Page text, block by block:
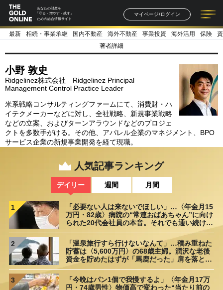
あなたの財産を
「守る・増やす・残す」
ための総合情報サイト
マイページ/ログイン
記事一覧 連載一覧
著者一覧 書籍一覧
最新 相続・事業承継 国内不動産 海外不動産 事業投資 海外活用 保険
著者詳細
小野 敦史
Ridgelinez株式会社 Ridgelinez Principal
Management Control Practice Leader
米系戦略コンサルティングファームにて、消費財・ハ
イテクメーカーなどに対し、全社戦略、新規事業戦略
などの立案、およびターンアラウンドなどのプロジェ
クトを多数手がける。その他、アパレル企業のマネジメント、BPO
サービス企業の新規事業開発を経て現職。
人気記事ランキング
デイリー 週間 月間
1
「必要ない人は来ないでほしい」…〈年金月15
万円・82歳〉病院の“常連おばあちゃん”に向け
られた20代会社員の本音。それでも通い続ける
2
「温泉旅行すら行けないなんて」…積み重ねた
貯蓄は〈5,600万円〉の68歳主婦。潤沢な老後
資金を貯めたはずが「馬鹿だった」肩を落とす
3
「今晩はパン1個で我慢するよ」〈年金月17万
円・74歳男性〉物価高で変わった“当たり前の